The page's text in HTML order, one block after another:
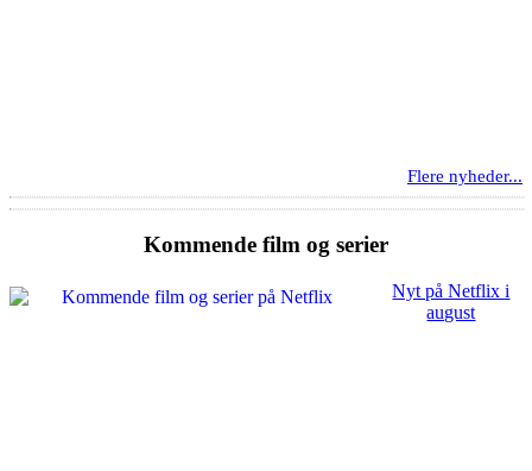
Flere nyheder...
Kommende film og serier
Nyt på Netflix i
august